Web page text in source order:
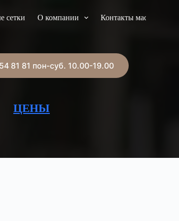
сетки О компании Контакты мастера
81 81 пон-суб. 10.00-19.00
ЦЕНЫ